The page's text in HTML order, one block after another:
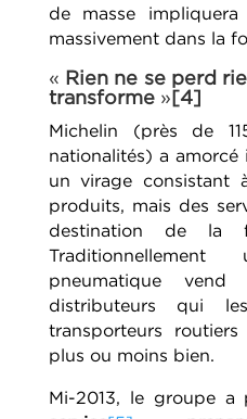
de masse impliquera
massivement dans la
« Rien ne se perd
transforme » [4]
Michelin (près de
nationalités) a amorcé
un virage consistant
produits, mais des
destination de la
pneumatique
distributeurs qui
transporteurs
plus ou moins bien.
Mi-2013, le groupe a